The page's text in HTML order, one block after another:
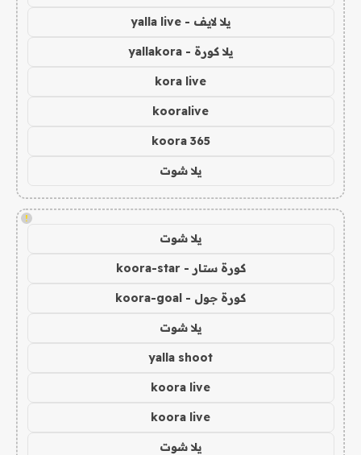
يلا لايف - yalla live
يلا كورة - yallakora
kora live
kooralive
koora 365
يلا شوت
!
يلا شوت
كورة ستار - koora-star
كورة جول - koora-goal
يلا شوت
yalla shoot
koora live
koora live
يلا شوت